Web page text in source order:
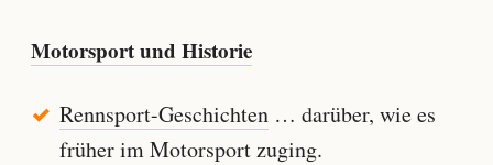
Motorsport und Historie
Rennsport-Geschichten… darüber, wie es
früher im Motorsport zuging.